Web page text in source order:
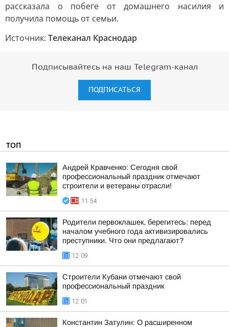
рассказала о побеге от домашнего насилия и
получила помощь от семьи.
Источник: Телеканал Краснодар
Подписывайтесь на наш Telegram-канал
ПОДПИСАТЬСЯ
ТОП
Андрей Кравченко: Сегодня свой
профессиональный праздник отмечают
строители и ветераны отрасли!
11:54
Родители первоклашек, берегитесь: перед
началом учебного года активизировались
преступники. Что они предлагают?
12:09
Строители Кубани отмечают свой
профессиональный праздник
12:01
Константин Затулин: О расширенном